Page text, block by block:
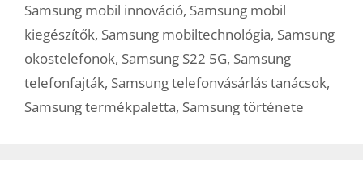
Samsung mobil innováció, Samsung mobil
kiegészítők, Samsung mobiltechnológia, Samsung
okostelefonok, Samsung S22 5G, Samsung
telefonfajták, Samsung telefonvásárlás tanácsok,
Samsung termékpaletta, Samsung története